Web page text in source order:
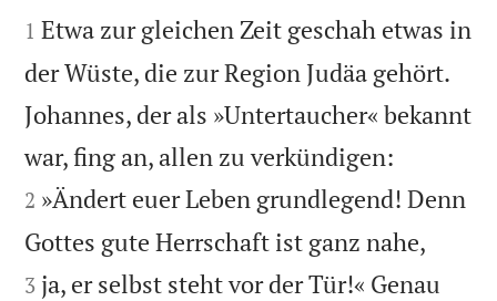


1 Etwa zur gleichen Zeit geschah etwas in
der Wüste, die zur Region Judäa gehört.
Johannes, der als »Untertaucher« bekannt
war, fing an, allen zu verkündigen:
2 »Ändert euer Leben grundlegend! Denn
Gottes gute Herrschaft ist ganz nahe,
3 ja, er selbst steht vor der Tür!« Genau